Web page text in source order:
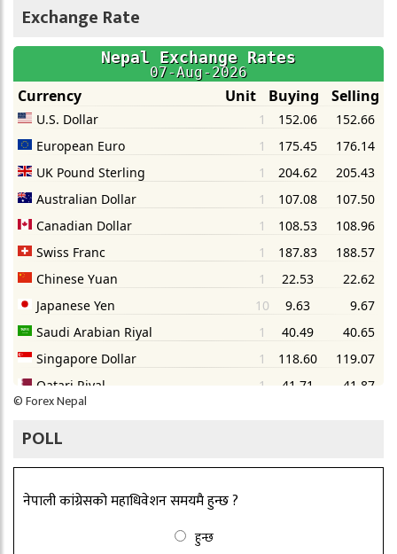
Exchange Rate
©Forex Nepal
POLL
नेपाली कांग्रेसको महाधिवेशन समयमै हुन्छ ?
हुन्छ